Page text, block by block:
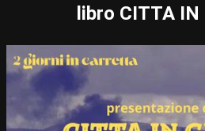
libro CITTA IN